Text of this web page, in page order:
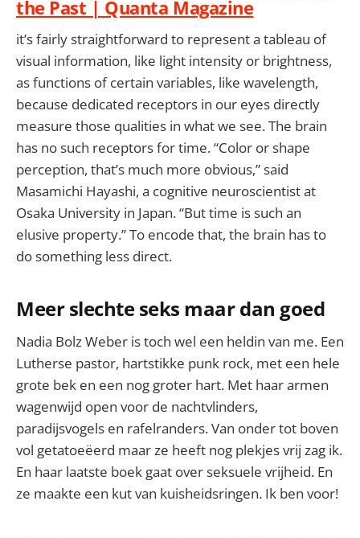
the Past | Quanta Magazine
it’s fairly straightforward to represent a tableau of
visual information, like light intensity or brightness,
as functions of certain variables, like wavelength,
because dedicated receptors in our eyes directly
measure those qualities in what we see. The brain
has no such receptors for time. “Color or shape
perception, that’s much more obvious,” said
Masamichi Hayashi, a cognitive neuroscientist at
Osaka University in Japan. “But time is such an
elusive property.” To encode that, the brain has to
do something less direct.
Meer slechte seks maar dan goed
Nadia Bolz Weber is toch wel een heldin van me. Een
Lutherse pastor, hartstikke punk rock, met een hele
grote bek en een nog groter hart. Met haar armen
wagenwijd open voor de nachtvlinders,
paradijsvogels en rafelranders. Van onder tot boven
vol getatoeëerd maar ze heeft nog plekjes vrij zag ik.
En haar laatste boek gaat over seksuele vrijheid. En
ze maakte een kut van kuisheidsringen. Ik ben voor!